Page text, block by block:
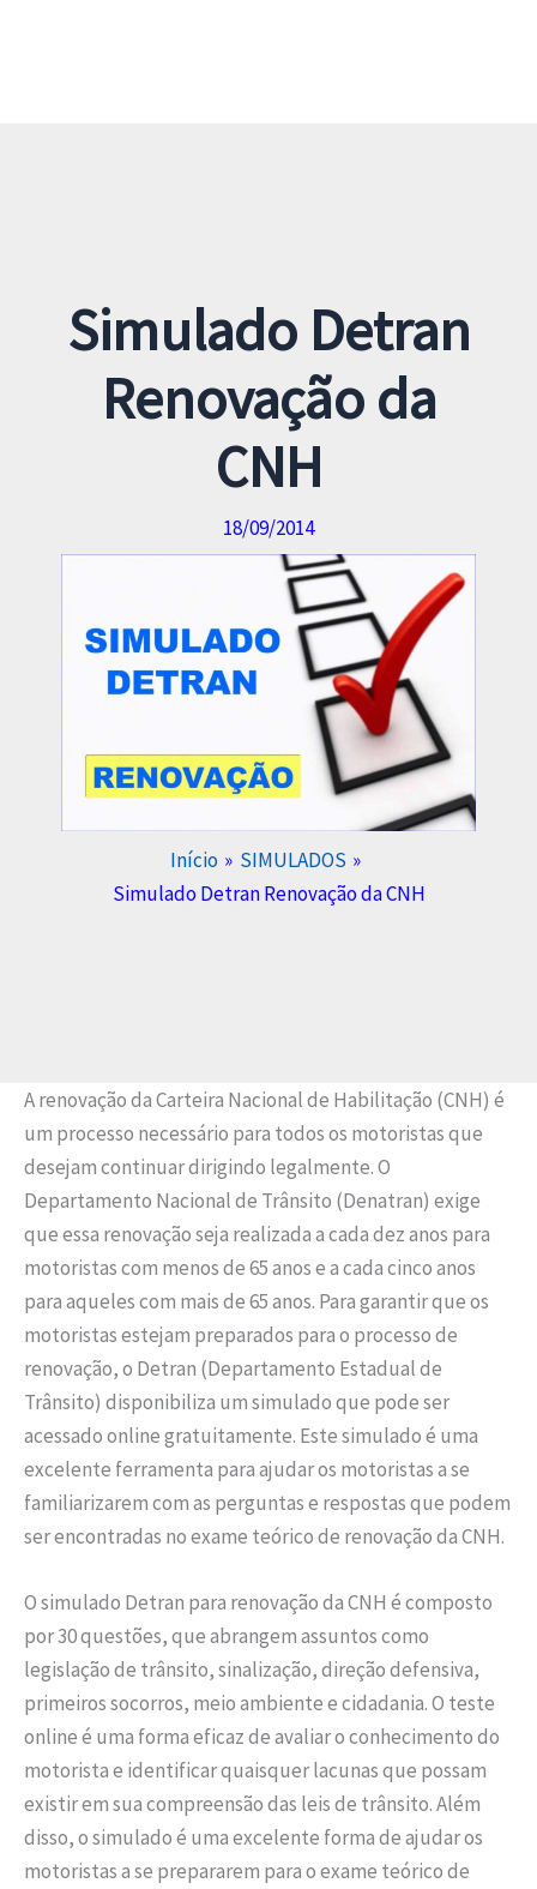
Simulado Detran
Renovação da
CNH
18/09/2014
Início
SIMULADOS
Simulado Detran Renovação da CNH
A renovação da Carteira Nacional de Habilitação (CNH) é
um processo necessário para todos os motoristas que
desejam continuar dirigindo legalmente. O
Departamento Nacional de Trânsito (Denatran) exige
que essa renovação seja realizada a cada dez anos para
motoristas com menos de 65 anos e a cada cinco anos
para aqueles com mais de 65 anos. Para garantir que os
motoristas estejam preparados para o processo de
renovação, o Detran (Departamento Estadual de
Trânsito) disponibiliza um simulado que pode ser
acessado online gratuitamente. Este simulado é uma
excelente ferramenta para ajudar os motoristas a se
familiarizarem com as perguntas e respostas que podem
ser encontradas no exame teórico de renovação da CNH.
O simulado Detran para renovação da CNH é composto
por 30 questões, que abrangem assuntos como
legislação de trânsito, sinalização, direção defensiva,
primeiros socorros, meio ambiente e cidadania. O teste
online é uma forma eficaz de avaliar o conhecimento do
motorista e identificar quaisquer lacunas que possam
existir em sua compreensão das leis de trânsito. Além
disso, o simulado é uma excelente forma de ajudar os
motoristas a se prepararem para o exame teórico de